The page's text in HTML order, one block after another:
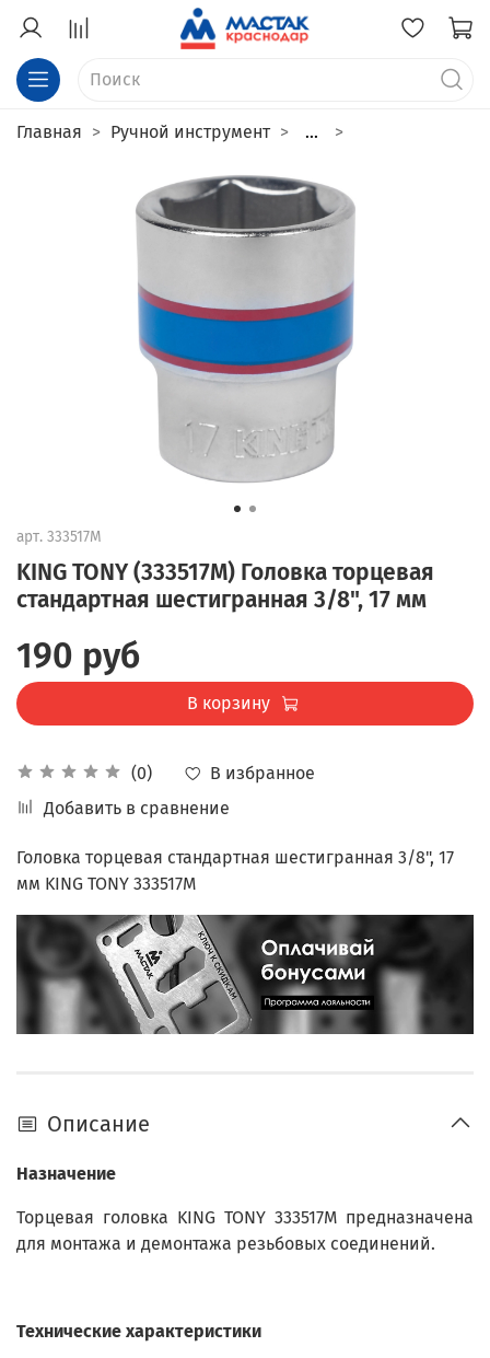
Главная Ручной инструмент ...
арт. 333517M
KING TONY (333517M) Головка торцевая
стандартная шестигранная 3/8", 17 мм
(0)
В избранное
Добавить в сравнение
190 руб
В корзину
Головка торцевая стандартная шестигранная 3/8", 17
мм KING TONY 333517M
Описание
Назначение
Торцевая головка KING TONY 333517M предназначена
для монтажа и демонтажа резьбовых соединений.
Технические характеристики